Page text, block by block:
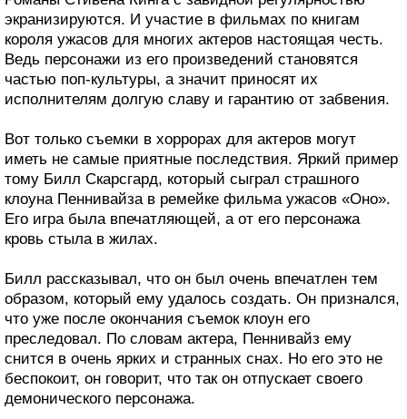
экранизируются. И участие в фильмах по книгам
короля ужасов для многих актеров настоящая честь.
Ведь персонажи из его произведений становятся
частью поп-культуры, а значит приносят их
исполнителям долгую славу и гарантию от забвения.
Вот только съемки в хоррорах для актеров могут
иметь не самые приятные последствия. Яркий пример
тому Билл Скарсгард, который сыграл страшного
клоуна Пеннивайза в ремейке фильма ужасов «Оно».
Его игра была впечатляющей, а от его персонажа
кровь стыла в жилах.
Билл рассказывал, что он был очень впечатлен тем
образом, который ему удалось создать. Он признался,
что уже после окончания съемок клоун его
преследовал. По словам актера, Пеннивайз ему
снится в очень ярких и странных снах. Но его это не
беспокоит, он говорит, что так он отпускает своего
демонического персонажа.